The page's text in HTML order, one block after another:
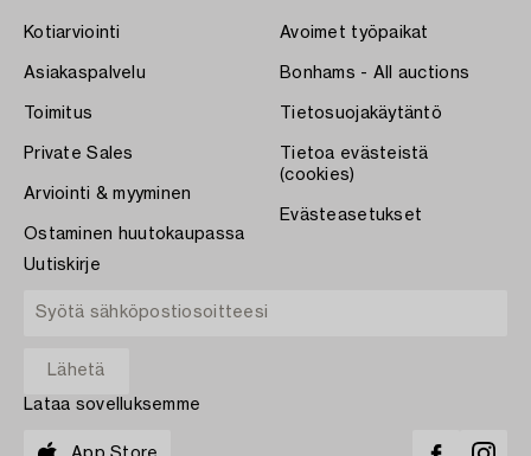
Kotiarviointi
Asiakaspalvelu
Toimitus
Private Sales
Arviointi & myyminen
Ostaminen huutokaupassa
Avoimet työpaikat
Bonhams - All auctions
Tietosuojakäytäntö
Tietoa evästeistä
(cookies)
Evästeasetukset
Uutiskirje
Lataa sovelluksemme